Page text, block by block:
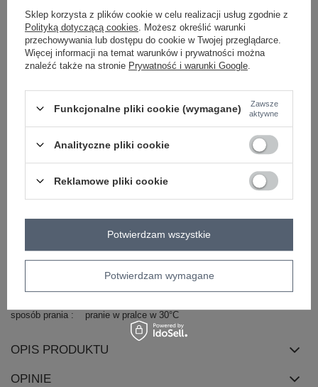
Kod produktu
IR-SK-LD2575-4.15
Marka
ITALY MODA
skład materiału
100% bawełna
sukienka rozkloszowana
dominujący
groszki
materiał
bawełna
krótki rękaw
sposób prania pranie w pralce w 30°C
OPIS PRODUKTU
OPINIE
Sklep korzysta z plików cookie w celu realizacji usług zgodnie z
Polityką dotyczącą cookies . Możesz określić warunki
przechowywania lub dostępu do cookie w Twojej przeglądarce.
Więcej informacji na temat warunków i prywatności można
znaleźć także na stronie Prywatność i warunki Google
Funkcjonalne pliki cookie (wymagane)
Zawsze
aktywne
Analityczne pliki cookie
Reklamowe pliki cookie
Potwierdzam wymagane
Potwierdzam wszystkie